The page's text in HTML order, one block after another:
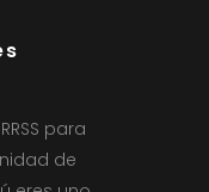
para
de